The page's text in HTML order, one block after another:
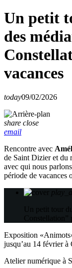
Un petit
des
vacances
today09/02/2026
share close
email
Rencontre avec
de Saint Dizier et du
avec qui nous
période de vacances
Un petit tour
Constellation”
Exposition
jusqu’au 14 février à
Atelier numérique à